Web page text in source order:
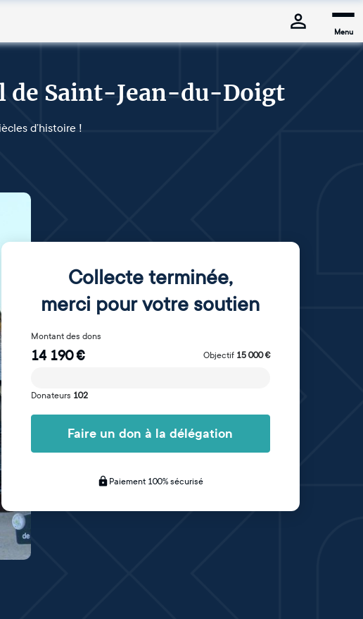
Menu
de Saint-Jean-du-Doigt
d’histoire !
Collecte terminée,
merci pour votre soutien
Montant des dons
14 190€ Objectif 15 000€
Donateurs 102
Faire un don à la délégation
Paiement 100% sécurisé